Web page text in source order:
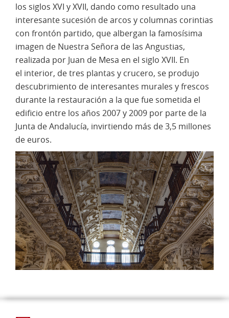
los siglos XVI y XVII, dando como resultado una
interesante sucesión de arcos y columnas corintias
con frontón partido, que albergan la famosísima
imagen de Nuestra Señora de las Angustias,
realizada por Juan de Mesa en el siglo XVII. En
el interior, de tres plantas y crucero, se produjo
descubrimiento de interesantes murales y frescos
durante la restauración a la que fue sometida el
edificio entre los años 2007 y 2009 por parte de la
Junta de Andalucía, invirtiendo más de 3,5 millones
de euros.